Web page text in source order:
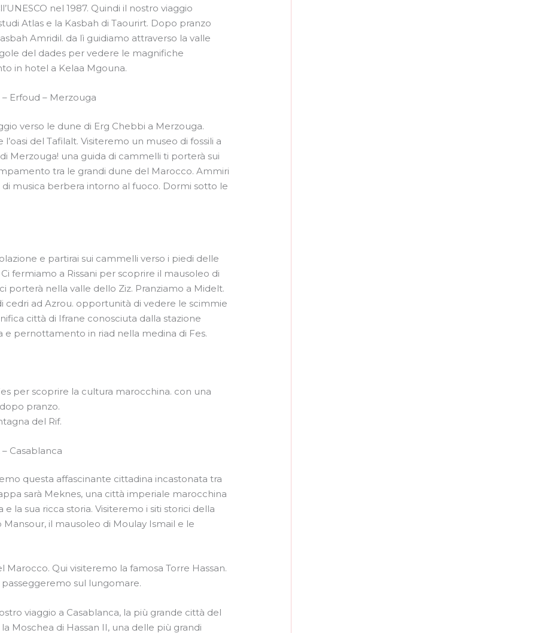
nel 1987. Quindi il nostro viaggio
Atlas e la Kasbah di Taourirt. Dopo pranzo
Amridil. da lì guidiamo attraverso la valle
del dades per vedere le magnifiche
in hotel a Kelaa Mgouna.
Erfoud – Merzouga
verso le dune di Erg Chebbi a Merzouga.
del Tafilalt. Visiteremo un museo di fossili a
Merzouga! una guida di cammelli ti porterà sui
tra le grandi dune del Marocco. Ammiri
musica berbera intorno al fuoco. Dormi sotto le
e partirai sui cammelli verso i piedi delle
fermiamo a Rissani per scoprire il mausoleo di
porterà nella valle dello Ziz. Pranziamo a Midelt.
cedri ad Azrou. opportunità di vedere le scimmie
città di Ifrane conosciuta dalla stazione
e pernottamento in riad nella medina di Fes.
per scoprire la cultura marocchina. con una
pranzo.
del Rif.
Casablanca
questa affascinante cittadina incastonata tra
sarà Meknes, una città imperiale marocchina
la sua ricca storia. Visiteremo i siti storici della
il mausoleo di Moulay Ismail e le
Qui visiteremo la famosa Torre Hassan.
sul lungomare.
viaggio a Casablanca, la più grande città del
Moschea di Hassan II, una delle più grandi